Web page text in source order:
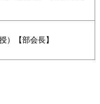
）【部会長】